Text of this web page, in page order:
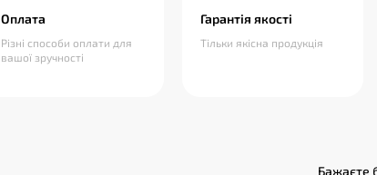
Оплата
Різні способи оплати для
вашої зручності
Гарантія якості
Тільки якісна продукція
Бажаєте